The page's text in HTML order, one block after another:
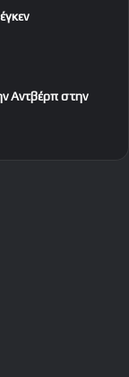
Αντβέρπ στην